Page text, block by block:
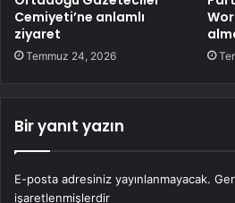
Cemiyeti’ne anlamlı
ziyaret
Temmuz 24, 2026
Bir yanıt yazın
E-posta adresiniz yayınlanmayacak.
işaretlenmişlerdir